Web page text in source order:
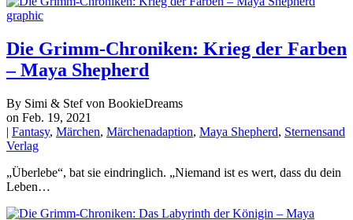
Die Grimm-Chroniken: Krieg der Farben
– Maya Shepherd
By Simi & Stef von BookieDreams
on Feb. 19, 2021
| Fantasy, Märchen, Märchenadaption, Maya Shepherd, Sternensand
Verlag
„Überlebe“, bat sie eindringlich. „Niemand ist es wert, dass du dein
Leben…